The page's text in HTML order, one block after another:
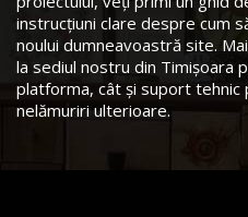
instrucțiuni clare despre cum
noului dumneavoastră site.
la sediul nostru din Timișoara
platforma, cât și suport
nelămuriri ulterioare.